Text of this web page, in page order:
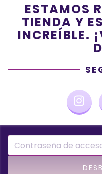
ESTAMOS
TIENDA Y
INCREÍBLE.